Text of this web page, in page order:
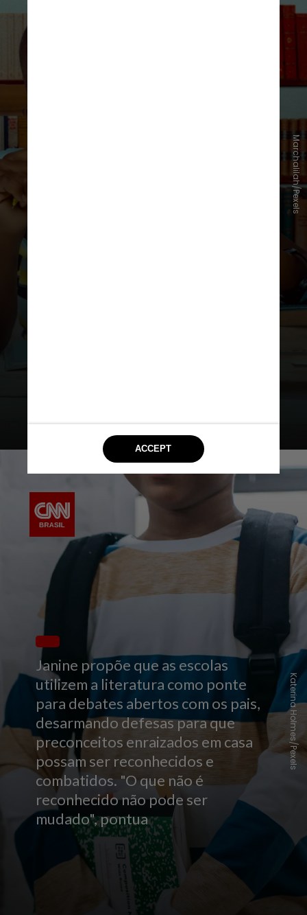
Marchalilah/Pexels
Janine propõe que as escolas
utilizem a literatura como ponte
para debates abertos com os pais,
desarmando defesas para que
preconceitos enraizados em casa
possam ser reconhecidos e
combatidos. "O que não é
reconhecido não pode ser
mudado", pontua
Katerina Holmes/Pexels